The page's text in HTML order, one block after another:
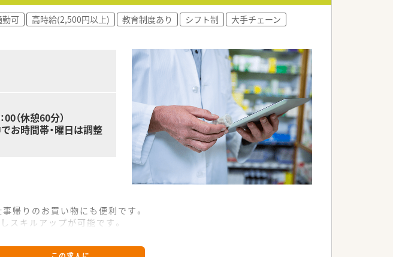
勤可 高時給(2,500円以上) 教育制度あり シフト制
大手チェーン
00（休憩60分）
お時間帯・曜日は調整
帰りのお買い物にも便利です。
キルアップが可能です。